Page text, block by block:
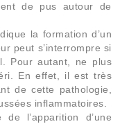
de pus autour de
la formation d’un
peut s’interrompre si
Pour autant, ne plus
En effet, il est très
de cette pathologie,
inflammatoires.
l’apparition d’une